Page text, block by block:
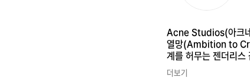
Acne Studios(아크네
열망(Ambition to
계를 허무는 젠더리스
더보기